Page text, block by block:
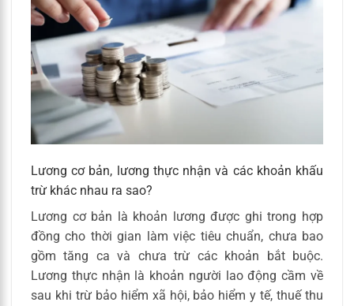
Lương cơ bản, lương thực nhận và các khoản khấu
trừ khác nhau ra sao?
Lương cơ bản là khoản lương được ghi trong hợp
đồng cho thời gian làm việc tiêu chuẩn, chưa bao
gồm tăng ca và chưa trừ các khoản bắt buộc.
Lương thực nhận là khoản người lao động cầm về
sau khi trừ bảo hiểm xã hội, bảo hiểm y tế, thuế thu